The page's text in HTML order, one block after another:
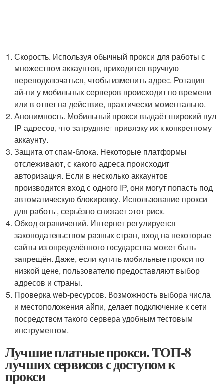
Скорость. Используя обычный прокси для работы с
множеством аккаунтов, приходится вручную
переподключаться, чтобы изменить адрес. Ротация
ай-пи у мобильных серверов происходит по времени
или в ответ на действие, практически моментально.
Анонимность. Мобильный прокси выдаёт широкий пул
IP-адресов, что затрудняет привязку их к конкретному
аккаунту.
Защита от спам-блока. Некоторые платформы
отслеживают, с какого адреса происходит
авторизация. Если в несколько аккаунтов
производится вход с одного IP, они могут попасть под
автоматическую блокировку. Использование прокси
для работы, серьёзно снижает этот риск.
Обход ограничений. Интернет регулируется
законодательством разных стран, вход на некоторые
сайты из определённого государства может быть
запрещён. Даже, если купить мобильные прокси по
низкой цене, пользователю предоставляют выбор
адресов и страны.
Проверка web-ресурсов. Возможность выбора числа
и местоположения айпи, делает подключение к сети
посредством такого сервера удобным тестовым
инструментом.
Лучшие платные прокси. ТОП-8
лучших сервисов с доступом к
прокси